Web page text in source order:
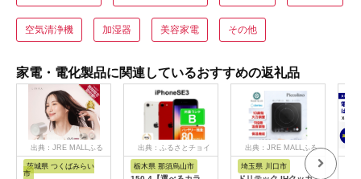
空気清浄機 加湿器 美容家電 その他
家電・電化製品に関連しているおすすめの返礼品
出典：JRE MALLふる
さと納税
茨城県 つくばみらい
市
出典：ふるさとチョイ
栃木県 那須烏山市
出典：JRE MALLふる
さと納税
埼玉県 川口市